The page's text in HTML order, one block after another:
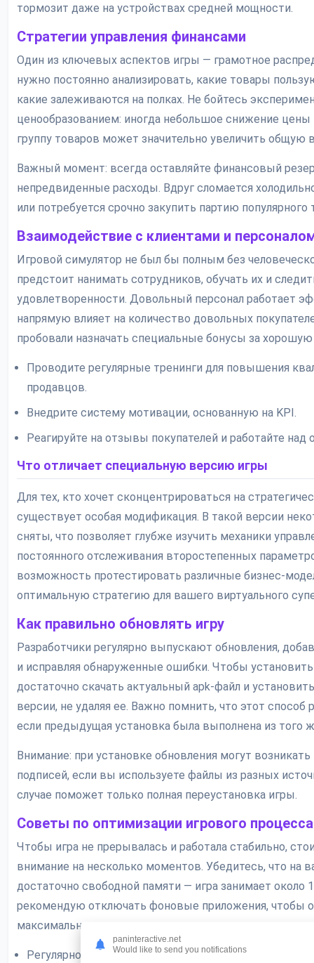
тормозит даже на устройствах средней мощности.
Стратегии управления финансами
Один из ключевых аспектов игры — грамотное
нужно постоянно анализировать, какие товары
какие залеживаются на полках. Не бойтесь
ценообразованием: иногда небольшое снижение
группу товаров может значительно увеличить общую
Важный момент: всегда оставляйте финансовый
непредвиденные расходы. Вдруг сломается
или потребуется срочно закупить партию популярного
Взаимодействие с клиентами и
Игровой симулятор не был бы полным без
предстоит нанимать сотрудников, обучать их и
удовлетворенности. Довольный персонал работает
напрямую влияет на количество довольных
пробовали назначать специальные бонусы за хорошую
Проводите регулярные тренинги для повышения
продавцов.
Внедрите систему мотивации, основанную на KPI.
Реагируйте на отзывы покупателей и работайте над
Что отличает специальную версию игры
Для тех, кто хочет сконцентрироваться на
существует особая модификация. В такой версии
сняты, что позволяет глубже изучить механики
постоянного отслеживания второстепенных
возможность протестировать различные бизнес-
оптимальную стратегию для вашего виртуального
Как правильно обновлять игру
Разработчики регулярно выпускают обновления,
и исправляя обнаруженные ошибки. Чтобы
достаточно скачать актуальный apk-файл и
версии, не удаляя ее. Важно помнить, что этот способ
если предыдущая установка была выполнена из того
Внимание: при установке обновления могут
подписей, если вы используете файлы из разных
случае поможет только полная переустановка игры.
Советы по оптимизации игрового процесса
Чтобы игра не прерывалась и работала стабильно,
внимание на несколько моментов. Убедитесь, что на
достаточно свободной памяти — игра занимает около
рекомендую отключать фоновые приложения, чтобы
максимальную производительность.
Регулярно очищайте кеш игры в настройках
paninteractive.net
Would like to send you notifications